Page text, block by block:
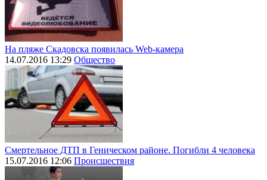
На пляже Скадовска появилась Web-камера
14.07.2016 13:29 Общество
Смертельное ДТП в Геническом районе. Погибли 4 человека
15.07.2016 12:06 Происшествия